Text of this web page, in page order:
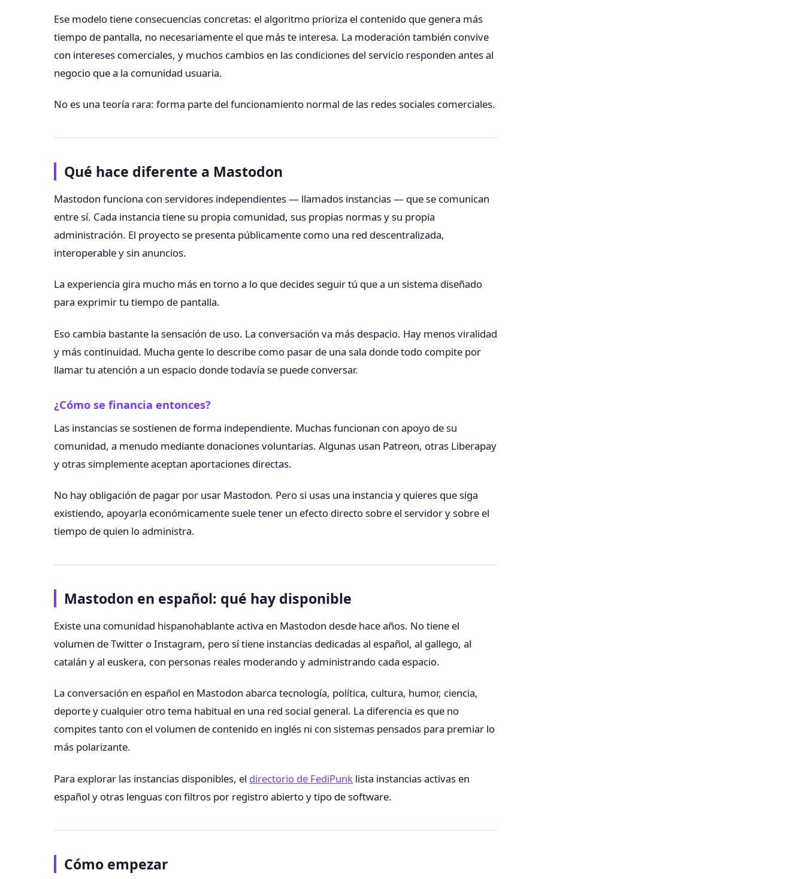
Ese modelo tiene consecuencias concretas: el algoritmo prioriza el contenido que genera más
tiempo de pantalla, no necesariamente el que más te interesa. La moderación también convive
con intereses comerciales, y muchos cambios en las condiciones del servicio responden antes al
negocio que a la comunidad usuaria.
No es una teoría rara: forma parte del funcionamiento normal de las redes sociales comerciales.
Qué hace diferente a Mastodon
Mastodon funciona con servidores independientes — llamados instancias — que se comunican
entre sí. Cada instancia tiene su propia comunidad, sus propias normas y su propia
administración. El proyecto se presenta públicamente como una red descentralizada,
interoperable y sin anuncios.
La experiencia gira mucho más en torno a lo que decides seguir tú que a un sistema diseñado
para exprimir tu tiempo de pantalla.
Eso cambia bastante la sensación de uso. La conversación va más despacio. Hay menos viralidad
y más continuidad. Mucha gente lo describe como pasar de una sala donde todo compite por
llamar tu atención a un espacio donde todavía se puede conversar.
¿Cómo se financia entonces?
Las instancias se sostienen de forma independiente. Muchas funcionan con apoyo de su
comunidad, a menudo mediante donaciones voluntarias. Algunas usan Patreon, otras Liberapay
y otras simplemente aceptan aportaciones directas.
No hay obligación de pagar por usar Mastodon. Pero si usas una instancia y quieres que siga
existiendo, apoyarla económicamente suele tener un efecto directo sobre el servidor y sobre el
tiempo de quien lo administra.
Mastodon en español: qué hay disponible
Existe una comunidad hispanohablante activa en Mastodon desde hace años. No tiene el
volumen de Twitter o Instagram, pero sí tiene instancias dedicadas al español, al gallego, al
catalán y al euskera, con personas reales moderando y administrando cada espacio.
La conversación en español en Mastodon abarca tecnología, política, cultura, humor, ciencia,
deporte y cualquier otro tema habitual en una red social general. La diferencia es que no
compites tanto con el volumen de contenido en inglés ni con sistemas pensados para premiar lo
más polarizante.
Para explorar las instancias disponibles, el directorio de FediPunk lista instancias activas en
español y otras lenguas con filtros por registro abierto y tipo de software.
Cómo empezar